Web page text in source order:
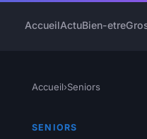
AccueilActuBien-etre
Accueil›Seniors
SENIORS